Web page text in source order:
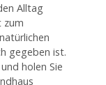
Alltag
zum
gegeben ist.
holen Sie